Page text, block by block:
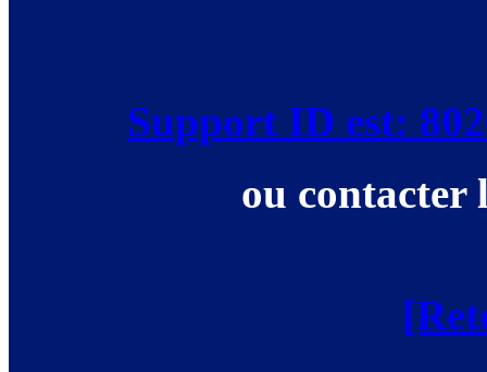
Support ID est:
ou contacter